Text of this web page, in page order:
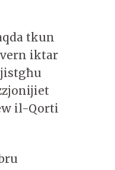
tkun
iktar
il-Qorti